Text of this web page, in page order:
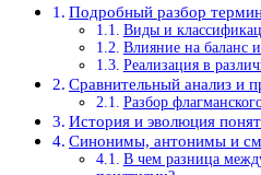
Подробный разбор
Виды и
Влияние на баланс
Реализация в
Сравнительный анализ и
Разбор
История и эволюция
Синонимы, антонимы и
В чем разница